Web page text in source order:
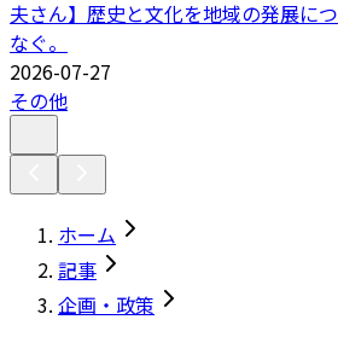
夫さん】歴史と文化を地域の発展につ
なぐ。
2026-07-27
その他
ホーム
記事
企画・政策